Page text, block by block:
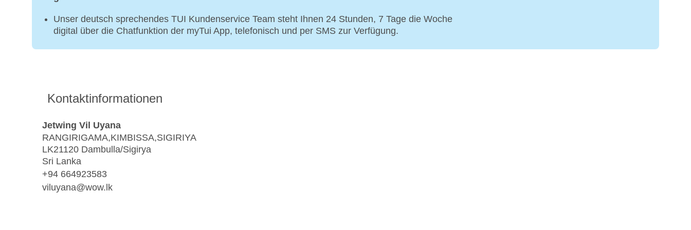
Unser deutsch sprechendes TUI Kundenservice Team steht Ihnen 24 Stunden, 7 Tage die Woche
digital über die Chatfunktion der myTui App, telefonisch und per SMS zur Verfügung.
Kontaktinformationen
Jetwing Vil Uyana
RANGIRIGAMA,KIMBISSA,SIGIRIYA
LK21120 Dambulla/Sigirya
Sri Lanka
+94 664923583
viluyana@wow.lk